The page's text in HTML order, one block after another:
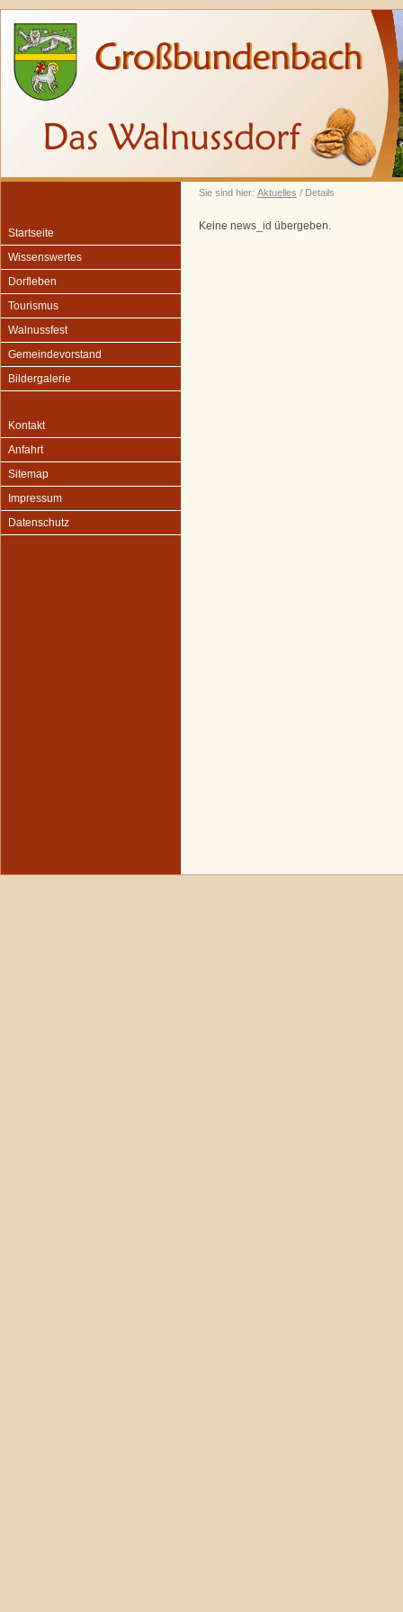
Sie sind hier: Aktuelles / Details
Startseite
Wissenswertes
Dorfleben
Tourismus
Walnussfest
Gemeindevorstand
Bildergalerie
Kontakt
Anfahrt
Sitemap
Impressum
Datenschutz
Keine news_id übergeben.